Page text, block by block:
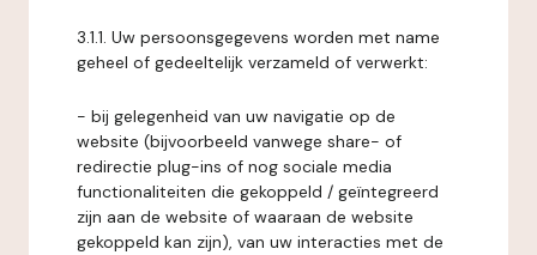
3.1.1. Uw persoonsgegevens worden met name
geheel of gedeeltelijk verzameld of verwerkt:
- bij gelegenheid van uw navigatie op de
website (bijvoorbeeld vanwege share- of
redirectie plug-ins of nog sociale media
functionaliteiten die gekoppeld / geïntegreerd
zijn aan de website of waaraan de website
gekoppeld kan zijn), van uw interacties met de